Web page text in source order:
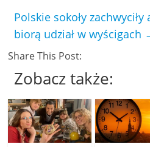
Polskie sokoły
biorą udział w wyścigach
Share This Post:
Zobacz także: